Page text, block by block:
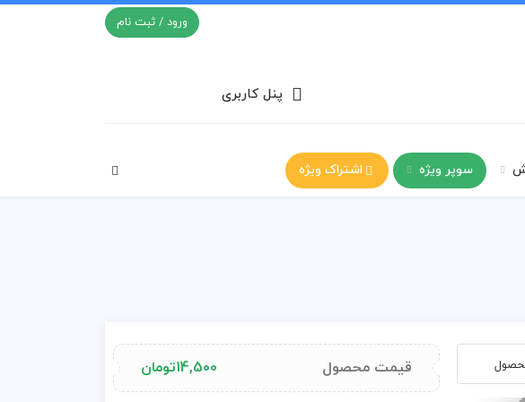
ورود / ثبت نام
پنل کاربری
سوپر ویژه اشتراک ویژه
قیمت محصول 14,500تومان